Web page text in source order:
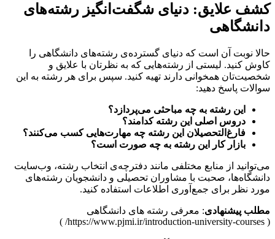
کشف علایق: دنیای شگفت‌انگیز رشته‌های
دانشگاهی
حالا نوبت آن است که دنیای گسترده‌ی رشته‌های دانشگاهی را
کاوش کنید. لیستی از رشته‌هایی که به نظرتان با علایق و
شخصیت‌تان همخوانی دارند تهیه کنید. سپس برای هر رشته به این
سوالات پاسخ دهید:
این رشته به چه مباحثی می‌پردازد؟
دروس اصلی این رشته کدامند؟
فارغ‌التحصیلان این رشته چه مهارت‌هایی کسب می‌کنند؟
بازار کار این رشته به چه صورت است؟
می‌توانید از منابع مختلفی مانند دفترچه‌ی انتخاب رشته، وب‌سایت
دانشگاه‌ها، صحبت با مشاوران تحصیلی و دانشجویان رشته‌های
مورد نظر برای جمع‌آوری اطلاعات استفاده کنید.
مطلب پیشنهادی: معرفی رشته های دانشگاهی
( https://www.pjmi.ir/introduction-university-courses/ )